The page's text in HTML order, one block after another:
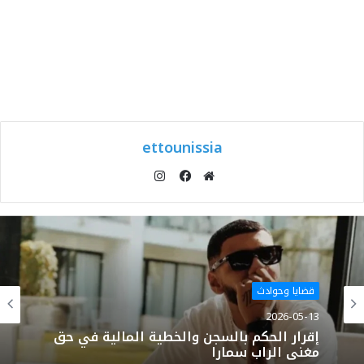
ettounissia
الويب
قضايا وحوادث
2026-05-13
إقرار الحكم بالسجن والخطية المالية في حق
مغني الراب سمارا